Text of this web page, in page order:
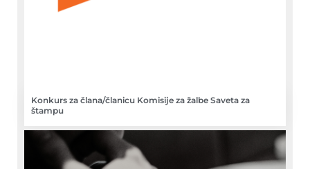
Konkurs za člana/članicu Komisije za žalbe Saveta za
štampu